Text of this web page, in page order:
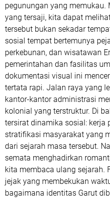
pegunungan yang
yang tersaji, kita dapat
tersebut bukan sekadar
sosial tempat bertemunya
perkebunan, dan wisatawan
pemerintahan dan fasilitas
dokumentasi visual ini
tertata rapi. Jalan raya yang
kantor-kantor administrasi
kolonial yang terstruktur. Di
tersirat dinamika sosial: kerja
stratifikasi masyarakat yang
dari sejarah masa tersebut.
semata menghadirkan
kita membaca ulang
jejak yang membekukan
bagaimana identitas Garut